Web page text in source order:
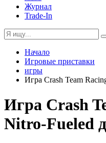
Журнал
Trade-In
Начало
Игровые приставки
игры
Игра Crash Team
Игра Crash
Nitro-Fueled